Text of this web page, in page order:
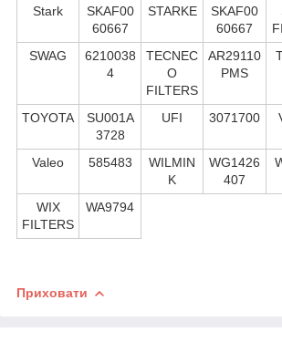
Stark
SKAF00
60667
STARKE
SKAF00
60667
SWAG
6210038
4
TECNEC
O
FILTERS
AR29110
PMS
TOYOTA
SU001A
3728
UFI 3071700
Valeo 585483
WILMIN
K
WG1426
407
WIX
FILTERS
WA9794
Приховати